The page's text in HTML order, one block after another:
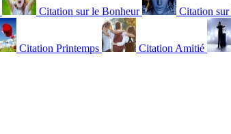
Citation sur le Bonheur Citation
Citation Printemps Citation Amitié